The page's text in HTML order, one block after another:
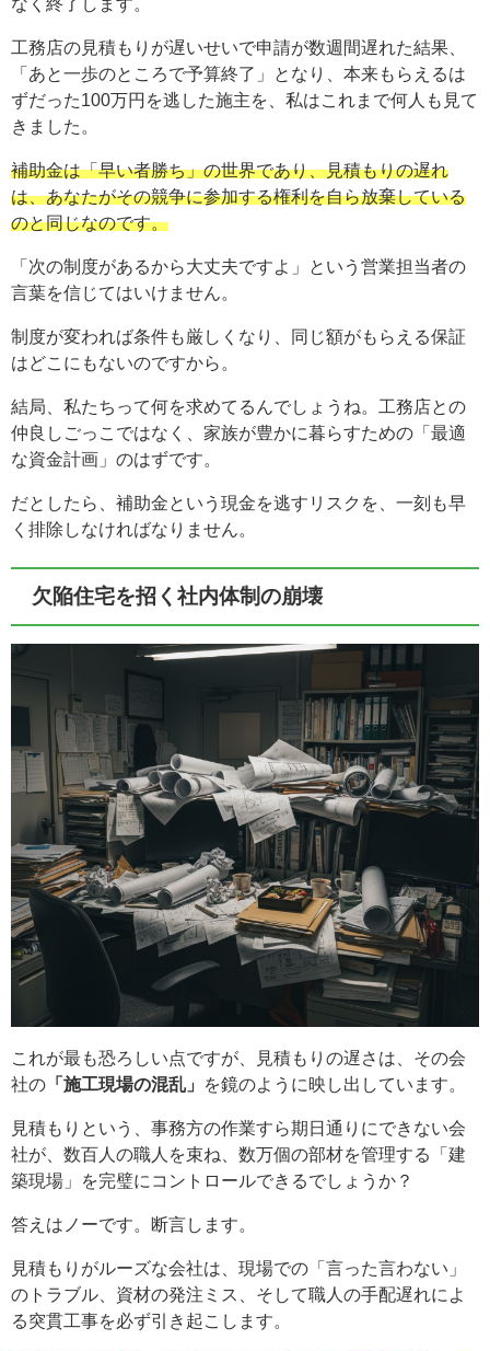
なく終了します。
工務店の見積もりが遅いせいで申請が数週間遅れた結果、
「あと一歩のところで予算終了」となり、本来もらえるは
ずだった100万円を逃した施主を、私はこれまで何人も見て
きました。
補助金は「早い者勝ち」の世界であり、見積もりの遅れ
は、あなたがその競争に参加する権利を自ら放棄している
のと同じなのです。
「次の制度があるから大丈夫ですよ」という営業担当者の
言葉を信じてはいけません。
制度が変われば条件も厳しくなり、同じ額がもらえる保証
はどこにもないのですから。
結局、私たちって何を求めてるんでしょうね。工務店との
仲良しごっこではなく、家族が豊かに暮らすための「最適
な資金計画」のはずです。
だとしたら、補助金という現金を逃すリスクを、一刻も早
く排除しなければなりません。
欠陥住宅を招く社内体制の崩壊
これが最も恐ろしい点ですが、見積もりの遅さは、その会
社の 「施工現場の混乱」 を鏡のように映し出しています。
見積もりという、事務方の作業すら期日通りにできない会
社が、数百人の職人を束ね、数万個の部材を管理する「建
築現場」を完璧にコントロールできるでしょうか？
答えはノーです。断言します。
見積もりがルーズな会社は、現場での「言った言わない」
のトラブル、資材の発注ミス、そして職人の手配遅れによ
る突貫工事を必ず引き起こします。